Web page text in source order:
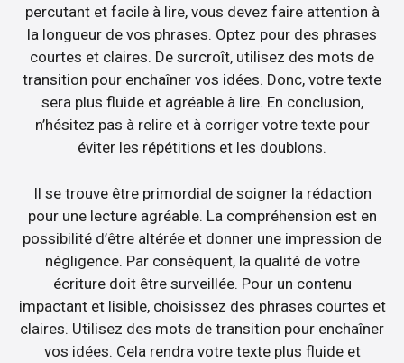
percutant et facile à lire, vous devez faire attention à
la longueur de vos phrases. Optez pour des phrases
courtes et claires. De surcroît, utilisez des mots de
transition pour enchaîner vos idées. Donc, votre texte
sera plus fluide et agréable à lire. En conclusion,
n’hésitez pas à relire et à corriger votre texte pour
éviter les répétitions et les doublons.
Il se trouve être primordial de soigner la rédaction
pour une lecture agréable. La compréhension est en
possibilité d’être altérée et donner une impression de
négligence. Par conséquent, la qualité de votre
écriture doit être surveillée. Pour un contenu
impactant et lisible, choisissez des phrases courtes et
claires. Utilisez des mots de transition pour enchaîner
vos idées. Cela rendra votre texte plus fluide et